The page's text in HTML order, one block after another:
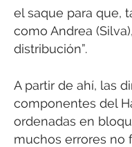
el saque para que,
como Andrea
distribución”.
A partir de ahí, las
componentes del
ordenadas en
muchos errores no